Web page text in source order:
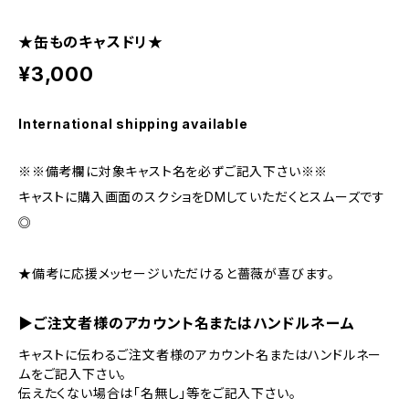
★缶ものキャスドリ★
¥3,000
International shipping available
※※備考欄に対象キャスト名を必ずご記入下さい※※
キャストに購入画面のスクショをDMしていただくとスムーズです
◎
★備考に応援メッセージいただけると薔薇が喜びます。
▶ご注文者様のアカウント名またはハンドルネーム
キャストに伝わるご注文者様のアカウント名またはハンドルネー
ムをご記入下さい。
伝えたくない場合は「名無し」等をご記入下さい。